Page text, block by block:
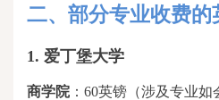
二、 部分专业收费的
1. 爱丁堡大学
商学院 ： 60英镑（涉及专业